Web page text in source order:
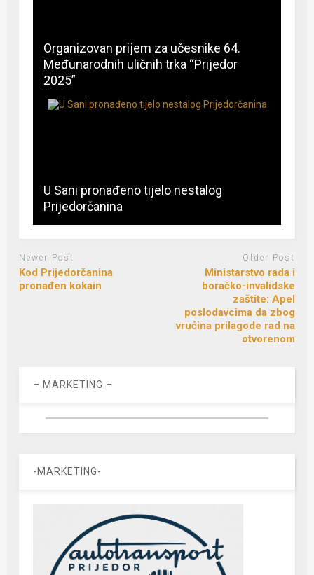
Organizovan prijem za učesnike 64.
Međunarodnih uličnih trka “Prijedor
2025”
U Sani pronađeno tijelo nestalog
Prijedorčanina
Newer Post
Kod Prijedorčanina
pronađen kokain
Older Post
Ministarstvo rada i
boračko-invalidske
zaštite: Apel
poslodavcima da zbog
vrućina prilagode rad na
otvorenom
– MARKETING –
-MARKETING-